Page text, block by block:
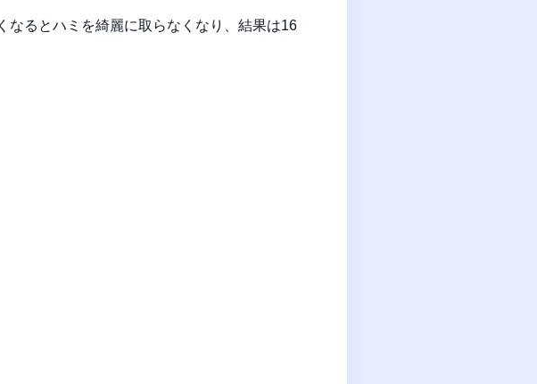
なるとハミを綺麗に取らなくなり、結果は16